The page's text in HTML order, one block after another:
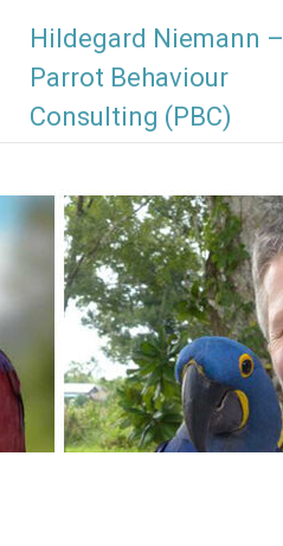
Hildegard Niemann –
Parrot Behaviour
Consulting (PBC)